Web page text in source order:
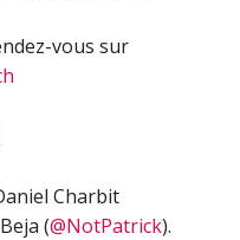
vous sur
Charbit
(@NotPatrick).